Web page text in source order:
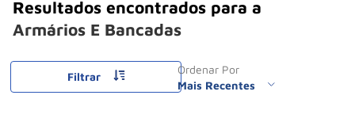
Armários E Bancadas
Ordenar Por
Mais Recentes
Filtrar
Macaco Hidraulico
Macaco Jacare